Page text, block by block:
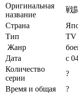
Оригинальная
название
戦
Страна
Тип
TV
Жанр
Дата
с
Количество
серии
?
Время и общая
?